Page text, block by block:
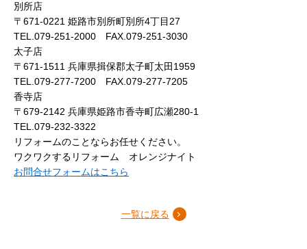
別所店
〒671-0221 姫路市別所町別所4丁目27
TEL.079-251-2000 FAX.079-251-3030
太子店
〒671-1511 兵庫県揖保郡太子町太田1959
TEL.079-277-7200 FAX.079-277-7205
香寺店
〒679-2142 兵庫県姫路市香寺町広瀬280-1
TEL.079-232-3322
リフォームのことならお任せください。
ワクワクするリフォーム オレンジナイト
お問合せフォームはこちら
一覧に戻る